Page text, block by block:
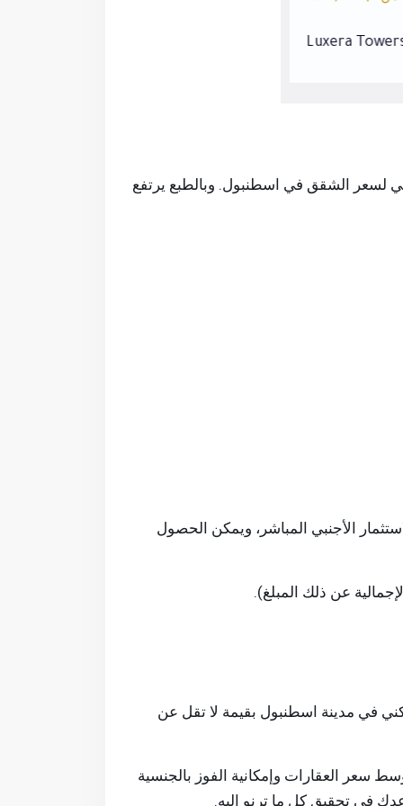
ألف دولار أمريكي هو متوسط تقريبي لسعر الشقق في اسطنبول. وبالطبع يرتفع
الأجنبي المباشر، ويمكن الحصول
في مدينة اسطنبول بقيمة لا تقل عن
سعر العقارات وإمكانية الفوز بالجنسية
في تحقيق كل ما ترنو إليه.